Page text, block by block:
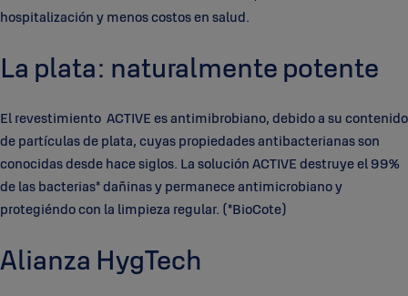
hospitalización y menos costos en salud.
La plata: naturalmente potente
El revestimiento ACTIVE es antimibrobiano, debido a su contenido
de partículas de plata, cuyas propiedades antibacterianas son
conocidas desde hace siglos. La solución ACTIVE destruye el 99%
de las bacterias* dañinas y permanece antimicrobiano y
protegiéndo con la limpieza regular. (*BioCote)
Alianza HygTech